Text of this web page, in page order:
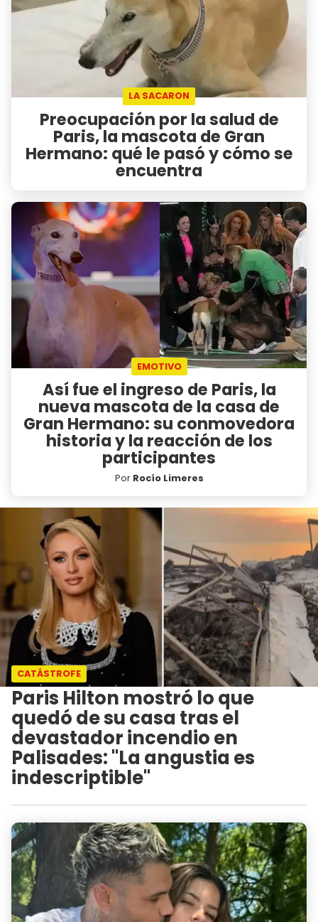
LA SACARON
Preocupación por la salud de
Paris, la mascota de Gran
Hermano: qué le pasó y cómo se
encuentra
EMOTIVO
Así fue el ingreso de Paris, la
nueva mascota de la casa de
Gran Hermano: su conmovedora
historia y la reacción de los
participantes
Por Rocío Limeres
CATÁSTROFE
Paris Hilton mostró lo que
quedó de su casa tras el
devastador incendio en
Palisades: "La angustia es
indescriptible"